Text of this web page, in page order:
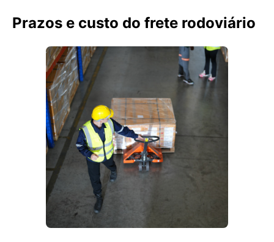
Prazos e custo do frete rodoviário